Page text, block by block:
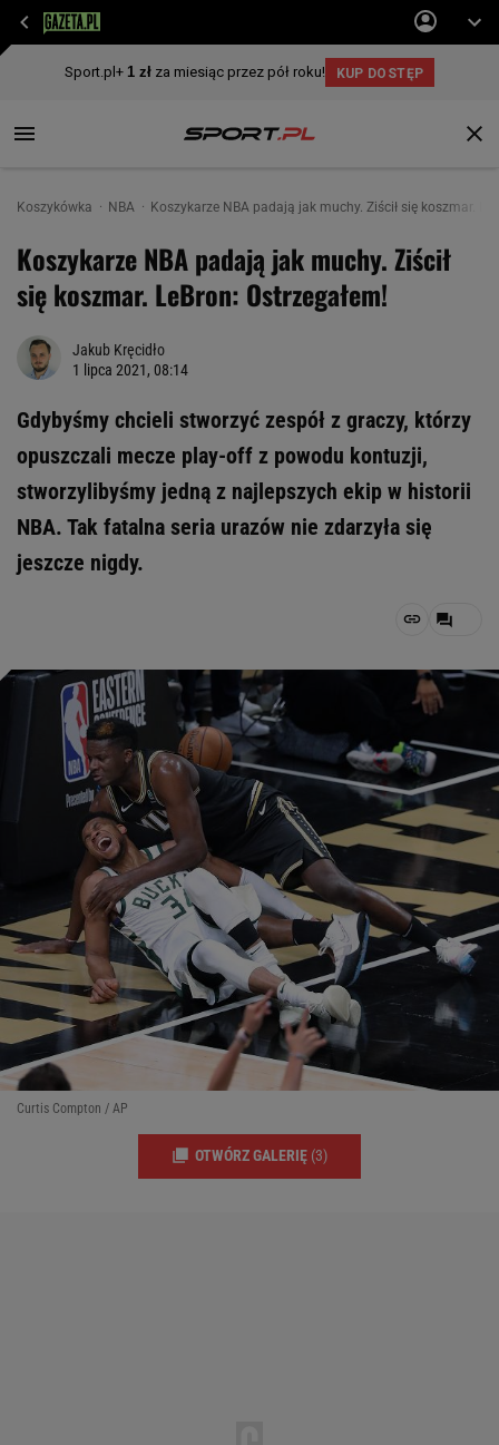
Koszykówka NBA Koszykarze NBA padają jak muchy. Ziścił się koszmar.
Koszykarze NBA padają jak muchy. Ziścił
się koszmar. LeBron: Ostrzegałem!
Jakub Kręcidło
1 lipca 2021, 08:14
Gdybyśmy chcieli stworzyć zespół z graczy, którzy
opuszczali mecze play-off z powodu kontuzji,
stworzylibyśmy jedną z najlepszych ekip w historii
NBA. Tak fatalna seria urazów nie zdarzyła się
jeszcze nigdy.
Curtis Compton / AP
OTWÓRZ GALERIĘ (3)